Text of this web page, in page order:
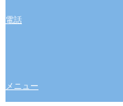
電話
メニュー